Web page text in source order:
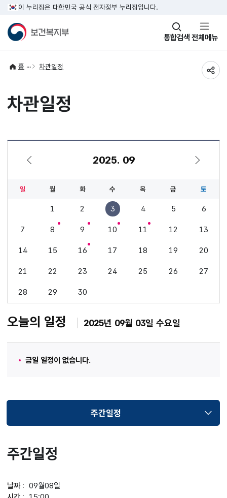
이 누리집은 대한민국 공식 전자정부 누리집입니다.
통합검색
창
열기 전체메뉴
홈 차관일정
차관일정
2025. 09
일 월 화 수 목 금 토
1 2 3 4 5 6
7 8 9 10 11 12 13
14 15 16 17 18 19 20
21 22 23 24 25 26 27
28 29 30
오늘의 일정 2025년 09월 03일 수요일
금일 일정이 없습니다.
주간일정
선택됨
주간일정
09월08일